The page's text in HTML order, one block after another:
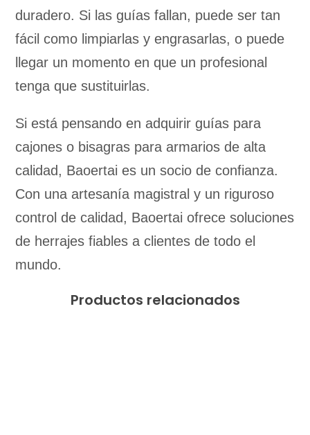
duradero. Si las guías fallan, puede ser tan
fácil como limpiarlas y engrasarlas, o puede
llegar un momento en que un profesional
tenga que sustituirlas.
Si está pensando en adquirir guías para
cajones o bisagras para armarios de alta
calidad, Baoertai es un socio de confianza.
Con una artesanía magistral y un riguroso
control de calidad, Baoertai ofrece soluciones
de herrajes fiables a clientes de todo el
mundo.
Productos relacionados